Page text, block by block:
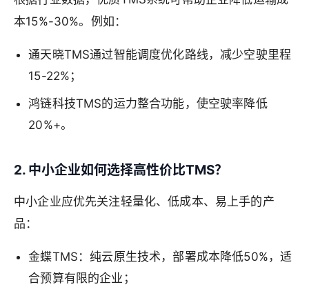
本15%-30%。例如：
通天晓TMS通过智能调度优化路线，减少空驶里程
15-22%；
鸿链科技TMS的运力整合功能，使空驶率降低
20%+。
2. 中小企业如何选择高性价比TMS？
中小企业应优先关注轻量化、低成本、易上手的产
品：
金蝶TMS：纯云原生技术，部署成本降低50%，适
合预算有限的企业；